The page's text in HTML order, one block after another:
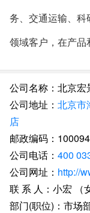
务、交通运输、科
领域客户，在产品
公司名称：北京宏
公司地址： 北京市
店
邮政编码：100094
公司电话： 400
公司网址： http://
联 系 人：小宏 （
部门(职位)：市场